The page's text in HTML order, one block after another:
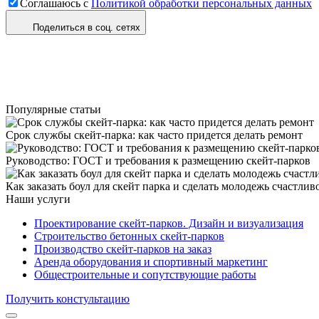
Соглашаюсь с Политикой обработки персональных данных
Поделиться в соц. сетях
Популярные статьи
Срок службы скейт-парка: как часто придется делать ремонт
Руководство: ГОСТ и требования к размещению скейт-парков
Как заказать боул для скейт парка и сделать молодежь
Наши услуги
Проектирование скейт-парков. Дизайн и визуализация
Строительство бетонных скейт-парков
Производство скейт-парков на заказ
Аренда оборудования и спортивный маркетинг
Общестроительные и сопутствующие работы
Получить констультацию